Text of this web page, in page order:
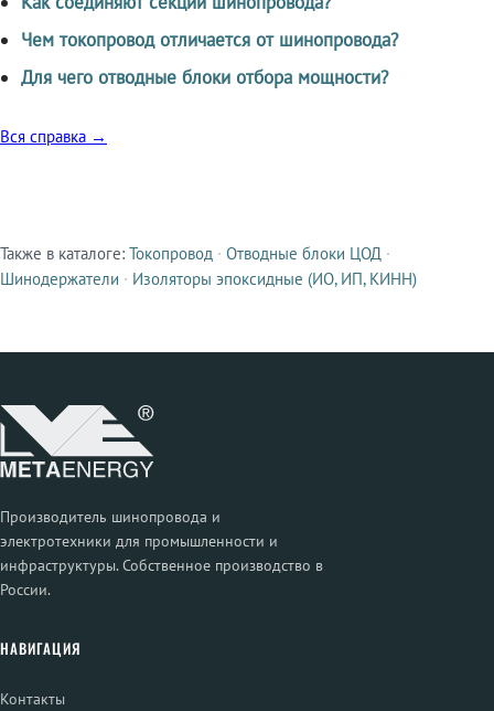
Чем токопровод отличается от шинопровода?
Для чего отводные блоки отбора мощности?
Вся справка →
Смежные продукты
Также в каталоге: Токопровод · Отводные блоки ЦОД ·
Шинодержатели · Изоляторы эпоксидные (ИО, ИП, КИНН)
Производитель шинопровода и
электротехники для промышленности и
инфраструктуры. Собственное производство в
России.
НАВИГАЦИЯ
Контакты